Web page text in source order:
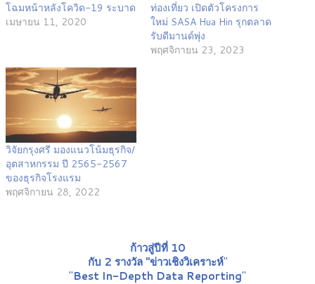
โฉมหน้าหลังโควิด-19 ระบาด
เมษายน 11, 2020
ท่องเที่ยว เปิดตัวโครงการ
ใหม่ SASA Hua Hin รุกตลาด
รับดีมานด์พุ่ง
พฤศจิกายน 23, 2023
วิจัยกรุงศรี มองแนวโน้มธุรกิจ/
อุตสาหกรรม ปี 2565-2567
ของธุรกิจโรงแรม
พฤศจิกายน 28, 2022
ก้าวสู่ปีที่ 10
กับ 2 รางวัล "ข่าวเชิงวิเคราะห์"
"Best In-Depth Data Reporting"